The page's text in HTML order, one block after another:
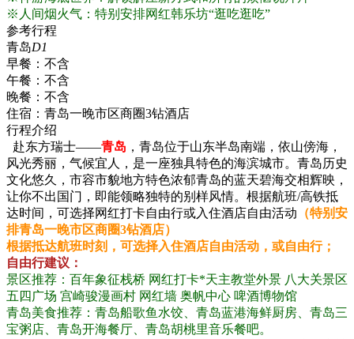
※人间烟火气：特别安排网红韩乐坊“逛吃逛吃”
参考行程
青岛D1
早餐： 不含
午餐： 不含
晚餐： 不含
住宿： 青岛一晚市区商圈3钻酒店
行程介绍
赴东方瑞士——青岛 ，青岛位于山东半岛南端，依山傍海，
风光秀丽，气候宜人，是一座独具特色的海滨城市。青岛历史
文化悠久，市容市貌地方特色浓郁青岛的蓝天碧海交相辉映，
让你不出国门，即能领略独特的别样风情。根据航班/高铁抵
达时间，可选择网红打卡自由行或入住酒店自由活动 （特别安
排青岛一晚市区商圈3钻酒店）
根据抵达航班时刻，可选择入住酒店自由活动，或自由行；
自由行建议：
景区推荐：百年象征栈桥 网红打卡*天主教堂外景 八大关景区
五四广场 宫崎骏漫画村 网红墙 奥帆中心 啤酒博物馆
青岛美食推荐：青岛船歌鱼水饺、青岛蓝港海鲜厨房、青岛三
宝粥店、青岛开海餐厅、青岛胡桃里音乐餐吧。